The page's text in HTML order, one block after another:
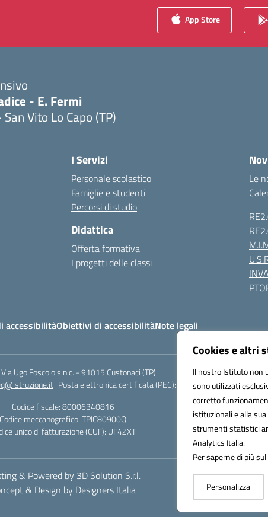
Cookies e altri
Il nostro Istituto non
sono utilizzati
corretto
istituzionali e alla
strumenti statistici
Analytics Italia.
Per saperne di più
Personalizza
App Store
- E. Fermi
Vito Lo Capo (TP)
I Servizi
Personale scolastico
Famiglie e studenti
Percorsi di studio
Didattica
Offerta formativa
I progetti delle classi
Le
accessibilitàObiettivi di accessibilitàNote legali
Via Ugo Foscolo s.n.c. - 91015 Custonaci (TP)
Posta elettronica certificata (PEC):
Codice fiscale: 80006340816
Codice meccanografico:TPIC80900Q
unico di fatturazione (CUF): UF4ZXT
& Powered by 3D Solution S.r.l.
& Design by Designers Italia